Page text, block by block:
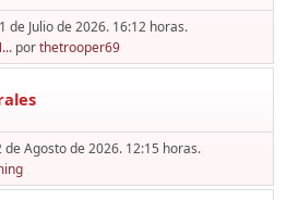
de Julio de 2026. 16:12 horas.
porthetrooper69
de Agosto de 2026. 12:15 horas.